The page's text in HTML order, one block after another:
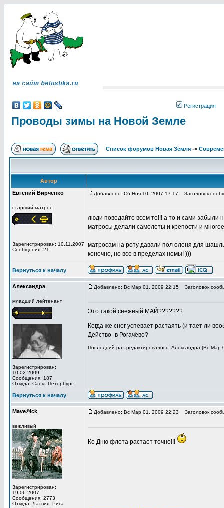
Регистрация
Проводы зимы на Новой Земле
Список форумов Новая Земля ->
Автор
Евгений Вирченко
старший матрос
Зарегистрирован: 10.11.2007
Сообщения: 21
Добавлено: Сб Ноя 10, 2007 17:17 Заголовок
люди поведайте всем то!!! а то и сами забыли
матросы делали самолеты и крепости и многое
матросам на роту давали пол оленя для
конечно, но все в пределах номы! )))
Вернуться к началу
Александра
младший лейтенант
Зарегистрирован:
10.02.2009
Сообщения: 187
Откуда: Санкт-Петербург
Добавлено: Вс Мар 01, 2009 22:15 Заголовок
Это такой снежный МАЙ???????
Когда же снег успевает растаять (и тает ли
Действо- в Рогачёво?
Последний раз редактировалось: Александра (Вс Мар
Вернуться к началу
Mave®ick
вежливый
Зарегистрирован:
19.06.2007
Сообщения: 2773
Откуда: Латвия, Рига
Добавлено: Вс Мар 01, 2009 22:23 Заголовок
Ко Дню флота растает точно!!!